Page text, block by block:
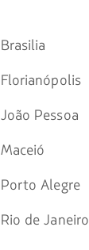
Brasilia
Florianópolis
João Pessoa
Maceió
Porto Alegre
Rio de Janeiro